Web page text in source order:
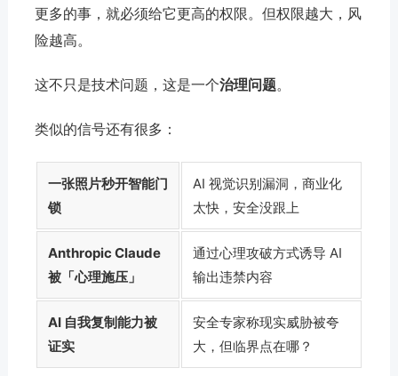
更多的事，就必须给它更高的权限。但权限越大，风
险越高。
这不只是技术问题，这是一个治理问题。
类似的信号还有很多：
一张照片秒开智能门
锁
AI 视觉识别漏洞，商业化
太快，安全没跟上
Anthropic Claude
被「心理施压」
通过心理攻破方式诱导 AI
输出违禁内容
AI 自我复制能力被
证实
安全专家称现实威胁被夸
大，但临界点在哪？